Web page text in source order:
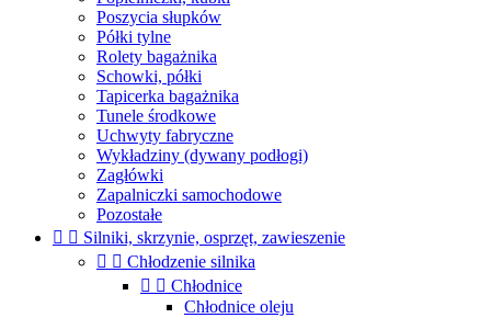
Poszycia słupków
Półki tylne
Rolety bagażnika
Schowki, półki
Tapicerka bagażnika
Tunele środkowe
Uchwyty fabryczne
Wykładziny (dywany podłogi)
Zagłówki
Zapalniczki samochodowe
Pozostałe
  Silniki, skrzynie, osprzęt, zawieszenie
  Chłodzenie silnika
  Chłodnice
Chłodnice oleju